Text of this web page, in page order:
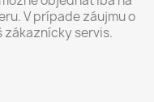
V prípade záujmu o
servis.